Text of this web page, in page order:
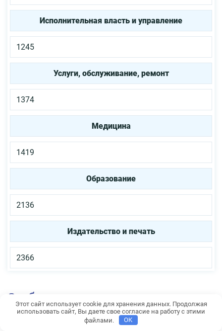
Исполнительная власть и управление
1245
Услуги, обслуживание, ремонт
1374
Медицина
1419
Образование
2136
Издательство и печать
2366
Особенности вьетнамских
налогов
Этот сайт использует cookie для хранения данных. Продолжая
использовать сайт, Вы даете свое согласие на работу с этими
файлами.
OK